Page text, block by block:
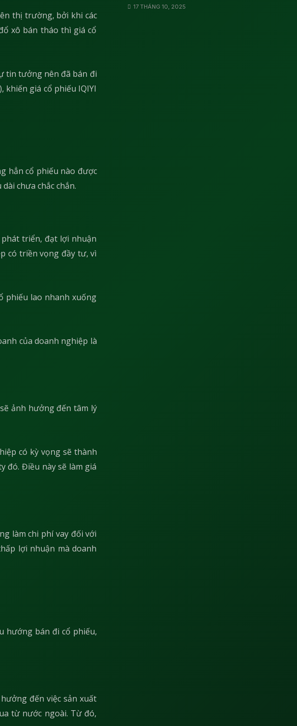
thị trường, bởi khi các
xô bán tháo thì giá cổ
tin tưởng nên đã bán đi
khiến giá cổ phiếu IQIYI
hẳn cổ phiếu nào được
chưa chắc chắn.
triển, đạt lợi nhuận
có triền vọng đầy tư, vì
phiếu lao nhanh xuống
của doanh nghiệp là
ảnh hưởng đến tâm lý
có kỳ vọng sẽ thành
đó. Điều này sẽ làm giá
làm chi phí vay đối với
lợi nhuận mà doanh
hướng bán đi cổ phiếu,
đến việc sản xuất
từ nước ngoài. Từ đó,
17 THÁNG 10, 2025